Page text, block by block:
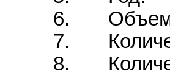
6.
7.
8.